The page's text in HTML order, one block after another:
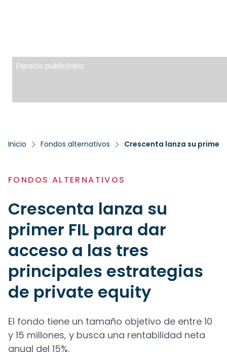
Espacio publicitario
Inicio Fondos alternativos
FONDOS ALTERNATIVOS
Crescenta lanza su
primer FIL para dar
acceso a las tres
principales estrategias
de private equity
El fondo tiene un tamaño objetivo de entre 10
y 15 millones, y busca una rentabilidad neta
anual del 15%.